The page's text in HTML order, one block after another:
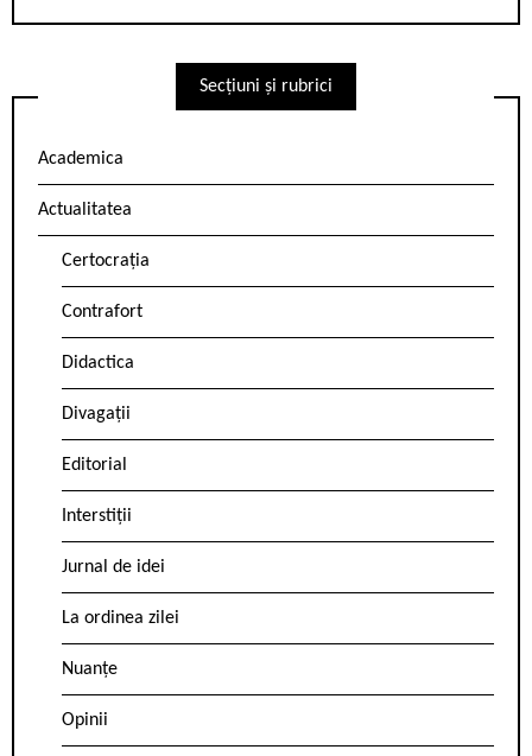
Secțiuni și rubrici
Academica
Actualitatea
Certocrația
Contrafort
Didactica
Divagații
Editorial
Interstiții
Jurnal de idei
La ordinea zilei
Nuanțe
Opinii